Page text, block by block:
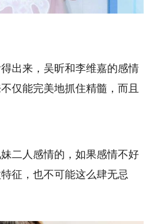
出来，吴昕和李维嘉的感情
仅能完美地抓住精髓，而且
二人感情的，如果感情不好
征，也不可能这么肆无忌